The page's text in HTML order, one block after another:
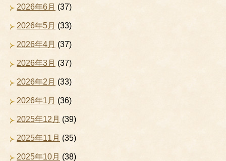
2026年6月 (37)
2026年5月 (33)
2026年4月 (37)
2026年3月 (37)
2026年2月 (33)
2026年1月 (36)
2025年12月 (39)
2025年11月 (35)
2025年10月 (38)